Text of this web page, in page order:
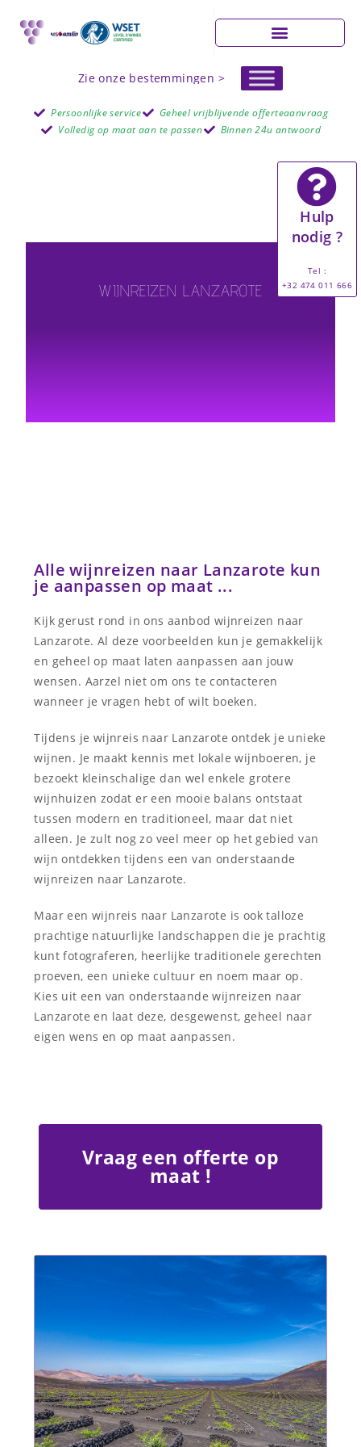
Zie onze bestemmingen >
Persoonlijke service
Geheel vrijblijvende offerteaanvraag
Volledig op maat aan te passen
Binnen 24u antwoord
WIJNREIZEN LANZAROTE
Hulp
nodig ?
Tel :
+32 474 011 666
Alle wijnreizen naar Lanzarote kun
je aanpassen op maat ...
Kijk gerust rond in ons aanbod wijnreizen naar
Lanzarote. Al deze voorbeelden kun je gemakkelijk
en geheel op maat laten aanpassen aan jouw
wensen. Aarzel niet om ons te contacteren
wanneer je vragen hebt of wilt boeken.
Tijdens je wijnreis naar Lanzarote ontdek je unieke
wijnen. Je maakt kennis met lokale wijnboeren, je
bezoekt kleinschalige dan wel enkele grotere
wijnhuizen zodat er een mooie balans ontstaat
tussen modern en traditioneel, maar dat niet
alleen. Je zult nog zo veel meer op het gebied van
wijn ontdekken tijdens een van onderstaande
wijnreizen naar Lanzarote.
Maar een wijnreis naar Lanzarote is ook talloze
prachtige natuurlijke landschappen die je prachtig
kunt fotograferen, heerlijke traditionele gerechten
proeven, een unieke cultuur en noem maar op.
Kies uit een van onderstaande wijnreizen naar
Lanzarote en laat deze, desgewenst, geheel naar
eigen wens en op maat aanpassen.
Vraag een offerte op
maat !